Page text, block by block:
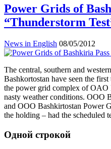
Power Grids of
“Thunderstorm
News in English 08/05/2012
The central, southern and
Bashkortostan have seen the
the power grid complex of OAO
nasty weather conditions. OOO
and OOO Bashkirtostan Power
the holding – had the scheduled
Одной строкой